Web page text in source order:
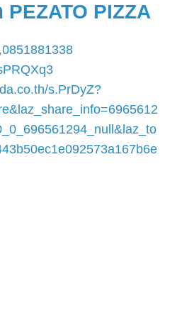
PIZZA
s.PrDyZ?